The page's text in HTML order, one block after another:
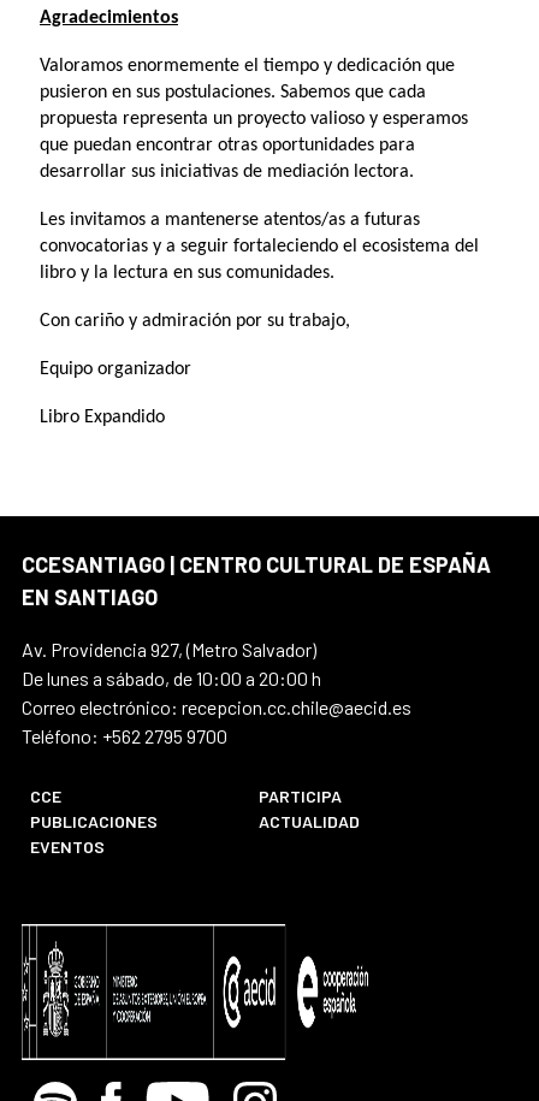
Agradecimientos
Valoramos enormemente el tiempo y dedicación que
pusieron en sus postulaciones. Sabemos que cada
propuesta representa un proyecto valioso y esperamos
que puedan encontrar otras oportunidades para
desarrollar sus iniciativas de mediación lectora.
Les invitamos a mantenerse atentos/as a futuras
convocatorias y a seguir fortaleciendo el ecosistema del
libro y la lectura en sus comunidades.
Con cariño y admiración por su trabajo,
Equipo organizador
Libro Expandido
CCESANTIAGO | CENTRO CULTURAL DE ESPAÑA
EN SANTIAGO
Av. Providencia 927, (Metro Salvador)
De lunes a sábado, de 10:00 a 20:00 h
Correo electrónico: recepcion.cc.chile@aecid.es
Teléfono: +562 2795 9700
CCE
PARTICIPA
PUBLICACIONES
ACTUALIDAD
EVENTOS